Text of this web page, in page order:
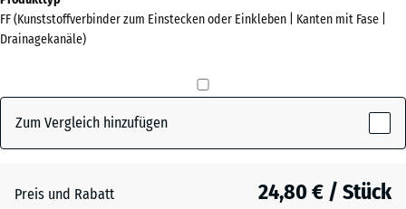
Farbpalette
Sandbeige(active)
für
den
x
500
FF (Kunststoffverbinder zum Einstecken oder Einkleben | Kanten mit Fase |
Drainagekanäle)
Zum Vergleich hinzufügen
Preis und Rabatt 24,80 € / Stück